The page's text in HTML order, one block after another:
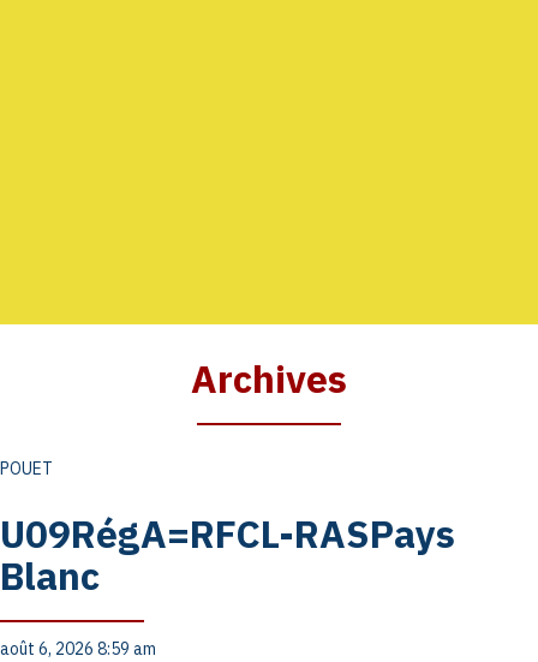
Archives
POUET
U09RégA=RFCL-RASPays
Blanc
août 6, 2026 8:59 am